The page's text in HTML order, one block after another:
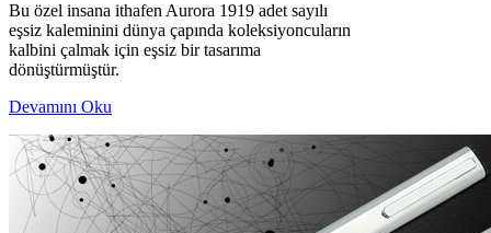
Bu özel insana ithafen Aurora 1919 adet sayılı
eşsiz kaleminini dünya çapında koleksiyoncuların
kalbini çalmak için eşsiz bir tasarıma
dönüştürmüştür.
Devamını Oku